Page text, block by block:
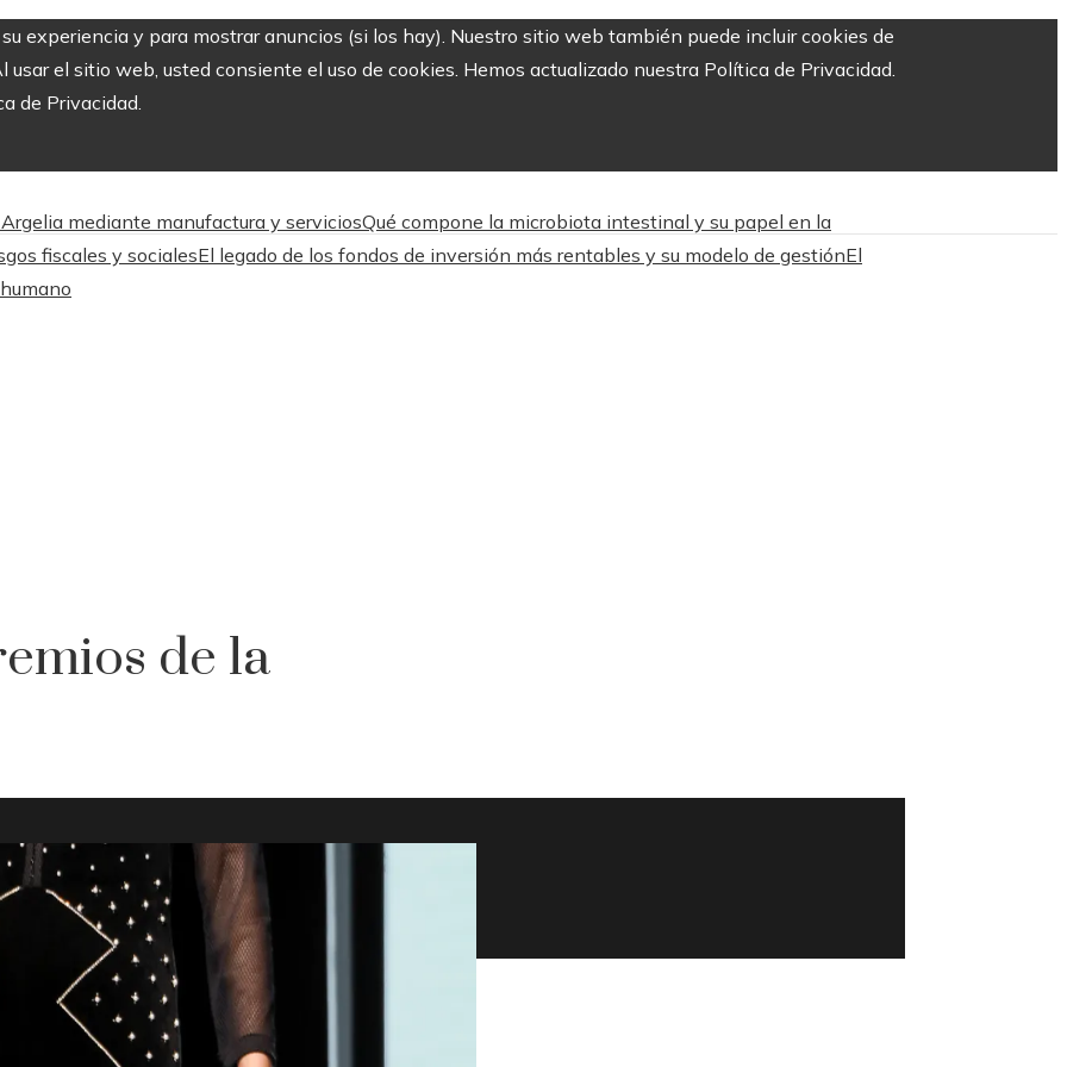
experiencia y para mostrar anuncios (si los hay). Nuestro sitio web también puede incluir cookies de
el sitio web, usted consiente el uso de cookies. Hemos actualizado nuestra Política de Privacidad.
de Privacidad.
mediante manufactura y serviciosQué compone la microbiota intestinal y su papel en la
fiscales y socialesEl legado de los fondos de inversión más rentables y su modelo de gestiónEl
de la